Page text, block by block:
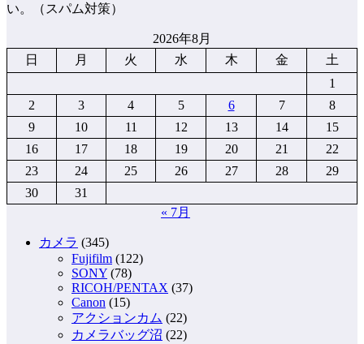
い。（スパム対策）
2026年8月
日
月 火 水 木 金
土
1
2
3 4 5 6 7
8
9
10 11 12 13 14
15
16
17 18 19 20 21
22
23
24 25 26 27 28
29
30
31
« 7月
カメラ (345)
Fujifilm (122)
SONY (78)
RICOH/PENTAX (37)
Canon (15)
アクションカム (22)
カメラバッグ沼 (22)